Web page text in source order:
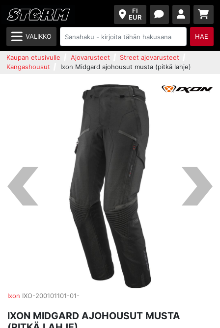
FI
EUR
VALIKKO HAE
Kaupan etusivulle Ajovarusteet
Street ajovarusteet
Kangashousut
Ixon Midgard ajohousut musta (pitkä lahje)
Ixon IXO-200101101-01-
IXON MIDGARD AJOHOUSUT MUSTA